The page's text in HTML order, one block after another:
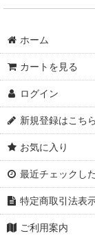
ホーム
カートを見る
ログイン
新規登録はこちら
お気に入り
最近チェックし
特定商取引法表
ご利用案内